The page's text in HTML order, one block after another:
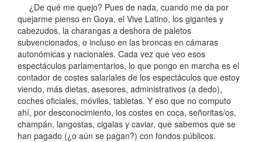
¿De qué me quejo? Pues de nada, cuando me da por
quejarme pienso en Goya, el Vive Latino, los gigantes y
cabezudos, la charangas a deshora de paletos
subvencionados, o incluso en las broncas en cámaras
autonómicas y nacionales. Cada vez que veo esos
espectáculos parlamentarios, lo que pongo en marcha es el
contador de costes salariales de los espectáculos que estoy
viendo, más dietas, asesores, administrativos (a dedo),
coches oficiales, móviles, tabletas. Y eso que no computo
ahí, por desconocimiento, los costes en coca, señoritas/os,
champán, langostas, cigalas y caviar, que sabemos que se
han pagado (¿o aún se pagan?) con fondos públicos.